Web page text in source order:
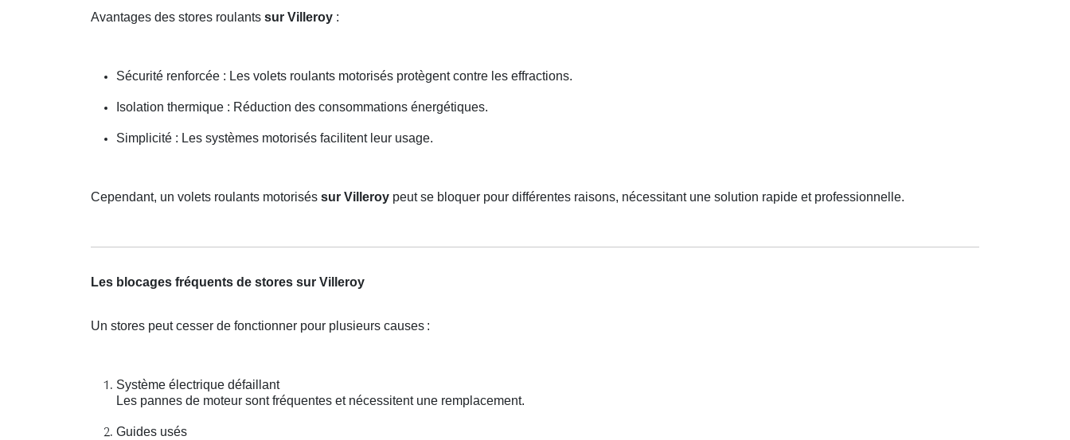
Avantages des stores roulants sur Villeroy :
Sécurité renforcée : Les volets roulants motorisés protègent contre les effractions.
Isolation thermique : Réduction des consommations énergétiques.
Simplicité : Les systèmes motorisés facilitent leur usage.
Cependant, un volets roulants motorisés sur Villeroy peut se bloquer pour différentes raisons, nécessitant une solution rapide et professionnelle.
Les blocages fréquents de stores sur Villeroy
Un stores peut cesser de fonctionner pour plusieurs causes :
Système électrique défaillant
Les pannes de moteur sont fréquentes et nécessitent une remplacement.
Guides usés